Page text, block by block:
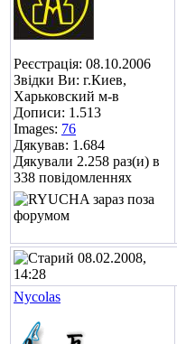
Реєстрація: 08.10.2006
Звідки Ви: г.Киев,
Харьковский м-в
Дописи: 1.513
Images: 76
Дякував: 1.684
Дякували 2.258 раз(и) в
338 повідомленнях
08.02.2008,
14:28
Nycolas